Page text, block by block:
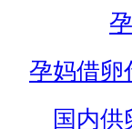
孕妈借卵
国内供